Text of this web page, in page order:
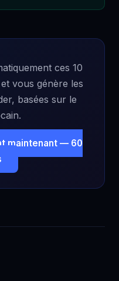
ces 10
vous génère les
basées sur le
maintenant — 60